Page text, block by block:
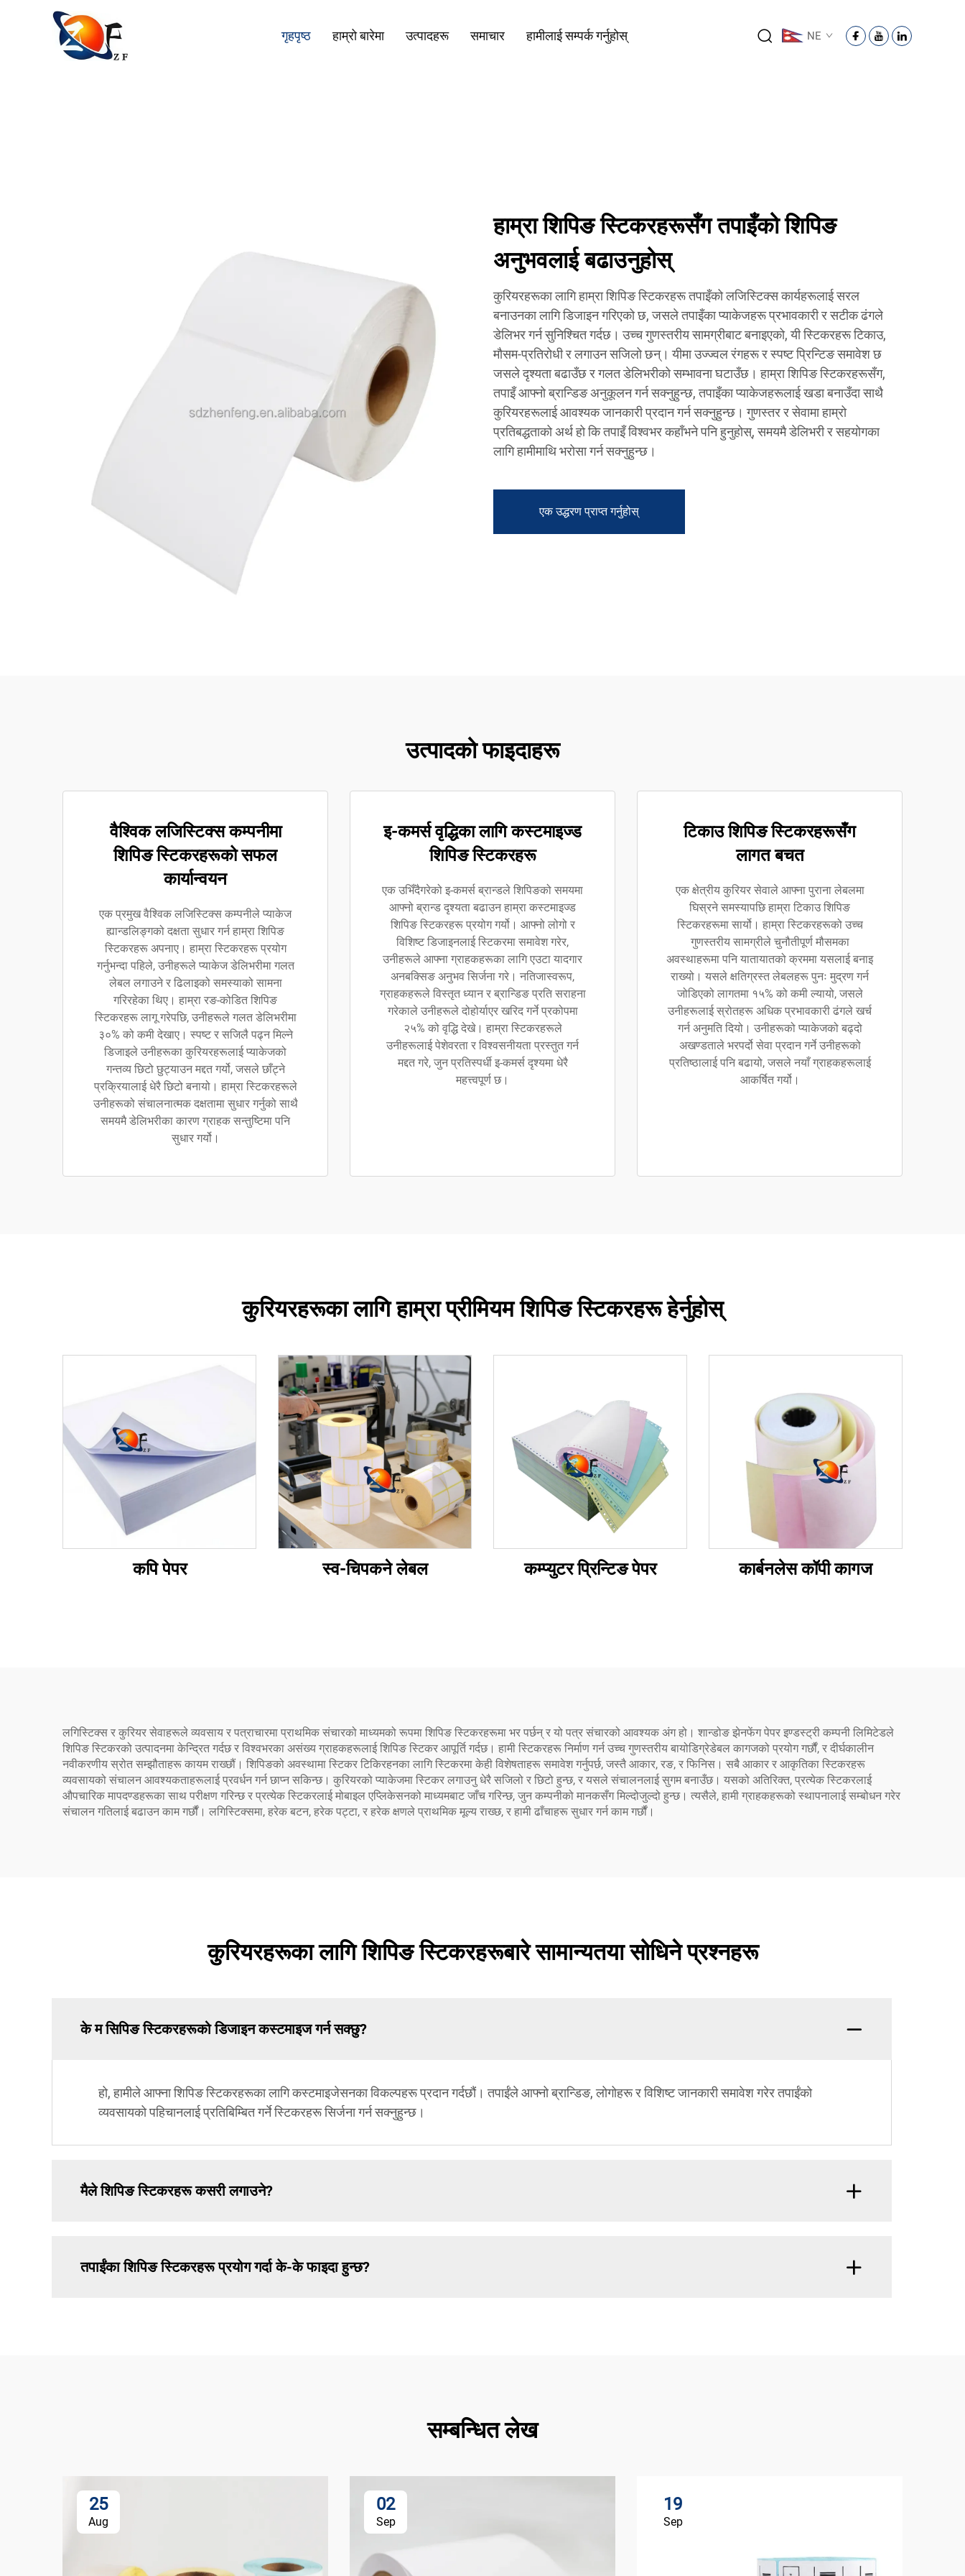
गृहपृष्ठ हाम्रो बारेमा उत्पादहरू समाचार हामीलाई सम्पर्क गर्नुहोस् NE
हाम्रा शिपिङ स्टिकरहरूसँग तपाइँको शिपिङ
अनुभवलाई बढाउनुहोस्
कुरियरहरूका लागि हाम्रा शिपिङ स्टिकरहरू तपाइँको लजिस्टिक्स कार्यहरूलाई सरल
बनाउनका लागि डिजाइन गरिएको छ, जसले तपाइँका प्याकेजहरू प्रभावकारी र सटीक ढंगले
डेलिभर गर्न सुनिश्चित गर्दछ। उच्च गुणस्तरीय सामग्रीबाट बनाइएको, यी स्टिकरहरू टिकाउ,
मौसम-प्रतिरोधी र लगाउन सजिलो छन्। यीमा उज्ज्वल रंगहरू र स्पष्ट प्रिन्टिङ समावेश छ
जसले दृश्यता बढाउँछ र गलत डेलिभरीको सम्भावना घटाउँछ। हाम्रा शिपिङ स्टिकरहरूसँग,
तपाइँ आफ्नो ब्रान्डिङ अनुकूलन गर्न सक्नुहुन्छ, तपाइँका प्याकेजहरूलाई खडा बनाउँदा साथै
कुरियरहरूलाई आवश्यक जानकारी प्रदान गर्न सक्नुहुन्छ। गुणस्तर र सेवामा हाम्रो
प्रतिबद्धताको अर्थ हो कि तपाइँ विश्वभर कहाँभने पनि हुनुहोस्, समयमै डेलिभरी र सहयोगका
लागि हामीमाथि भरोसा गर्न सक्नुहुन्छ।
एक उद्धरण प्राप्त गर्नुहोस्
उत्पादको फाइदाहरू
वैश्विक लजिस्टिक्स कम्पनीमा
शिपिङ स्टिकरहरूको सफल
कार्यान्वयन
एक प्रमुख वैश्विक लजिस्टिक्स कम्पनीले प्याकेज
ह्यान्डलिङ्गको दक्षता सुधार गर्न हाम्रा शिपिङ
स्टिकरहरू अपनाए। हाम्रा स्टिकरहरू प्रयोग
गर्नुभन्दा पहिले, उनीहरूले प्याकेज डेलिभरीमा गलत
लेबल लगाउने र ढिलाइको समस्याको सामना
गरिरहेका थिए। हाम्रा रङ-कोडित शिपिङ
स्टिकरहरू लागू गरेपछि, उनीहरूले गलत डेलिभरीमा
३०% को कमी देखाए। स्पष्ट र सजिलै पढ्न मिल्ने
डिजाइले उनीहरूका कुरियरहरूलाई प्याकेजको
गन्तव्य छिटो छुट्याउन मद्दत गर्यो, जसले छाँट्ने
प्रक्रियालाई धेरै छिटो बनायो। हाम्रा स्टिकरहरूले
उनीहरूको संचालनात्मक दक्षतामा सुधार गर्नुको साथै
समयमै डेलिभरीका कारण ग्राहक सन्तुष्टिमा पनि
सुधार गर्यो।
इ-कमर्स वृद्धिका लागि कस्टमाइज्ड
शिपिङ स्टिकरहरू
एक उभिँदैगरेको इ-कमर्स ब्रान्डले शिपिङको समयमा
आफ्नो ब्रान्ड दृश्यता बढाउन हाम्रा कस्टमाइज्ड
शिपिङ स्टिकरहरू प्रयोग गर्यो। आफ्नो लोगो र
विशिष्ट डिजाइनलाई स्टिकरमा समावेश गरेर,
उनीहरूले आफ्ना ग्राहकहरूका लागि एउटा यादगार
अनबक्सिङ अनुभव सिर्जना गरे। नतिजास्वरूप,
ग्राहकहरूले विस्तृत ध्यान र ब्रान्डिङ प्रति सराहना
गरेकाले उनीहरूले दोहोर्याएर खरिद गर्ने प्रकोपमा
२५% को वृद्धि देखे। हाम्रा स्टिकरहरूले
उनीहरूलाई पेशेवरता र विश्वसनीयता प्रस्तुत गर्न
मद्दत गरे, जुन प्रतिस्पर्धी इ-कमर्स दृश्यमा धेरै
महत्त्वपूर्ण छ।
टिकाउ शिपिङ स्टिकरहरूसँग
लागत बचत
एक क्षेत्रीय कुरियर सेवाले आफ्ना पुराना लेबलमा
घिस्रने समस्यापछि हाम्रा टिकाउ शिपिङ
स्टिकरहरूमा सार्यो। हाम्रा स्टिकरहरूको उच्च
गुणस्तरीय सामग्रीले चुनौतीपूर्ण मौसमका
अवस्थाहरूमा पनि यातायातको क्रममा यसलाई बनाइ
राख्यो। यसले क्षतिग्रस्त लेबलहरू पुनः मुद्रण गर्न
जोडिएको लागतमा १५% को कमी ल्यायो, जसले
उनीहरूलाई स्रोतहरू अधिक प्रभावकारी ढंगले खर्च
गर्न अनुमति दियो। उनीहरूको प्याकेजको बढ्दो
अखण्डताले भरपर्दो सेवा प्रदान गर्ने उनीहरूको
प्रतिष्ठालाई पनि बढायो, जसले नयाँ ग्राहकहरूलाई
आकर्षित गर्यो।
कुरियरहरूका लागि हाम्रा प्रीमियम शिपिङ स्टिकरहरू हेर्नुहोस्
कपि पेपर स्व-चिपकने लेबल कम्प्युटर प्रिन्टिङ पेपर कार्बनलेस कॉपी कागज
लगिस्टिक्स र कुरियर सेवाहरूले व्यवसाय र पत्राचारमा प्राथमिक संचारको माध्यमको रूपमा शिपिङ स्टिकरहरूमा भर पर्छन् र यो पत्र संचारको आवश्यक अंग हो। शान्डोङ झेनफेंग पेपर इण्डस्ट्री कम्पनी लिमिटेडले
शिपिङ स्टिकरको उत्पादनमा केन्द्रित गर्दछ र विश्वभरका असंख्य ग्राहकहरूलाई शिपिङ स्टिकर आपूर्ति गर्दछ। हामी स्टिकरहरू निर्माण गर्न उच्च गुणस्तरीय बायोडिग्रेडेबल कागजको प्रयोग गर्छौं, र दीर्घकालीन
नवीकरणीय स्रोत सम्झौताहरू कायम राख्छौं। शिपिङको अवस्थामा स्टिकर टिकिरहनका लागि स्टिकरमा केही विशेषताहरू समावेश गर्नुपर्छ, जस्तै आकार, रङ, र फिनिस। सबै आकार र आकृतिका स्टिकरहरू
व्यवसायको संचालन आवश्यकताहरूलाई प्रवर्धन गर्न छाप्न सकिन्छ। कुरियरको प्याकेजमा स्टिकर लगाउनु धेरै सजिलो र छिटो हुन्छ, र यसले संचालनलाई सुगम बनाउँछ। यसको अतिरिक्त, प्रत्येक स्टिकरलाई
औपचारिक मापदण्डहरूका साथ परीक्षण गरिन्छ र प्रत्येक स्टिकरलाई मोबाइल एप्लिकेसनको माध्यमबाट जाँच गरिन्छ, जुन कम्पनीको मानकसँग मिल्दोजुल्दो हुन्छ। त्यसैले, हामी ग्राहकहरूको स्थापनालाई सम्बोधन गरेर
संचालन गतिलाई बढाउन काम गर्छौं। लगिस्टिक्समा, हरेक बटन, हरेक पट्टा, र हरेक क्षणले प्राथमिक मूल्य राख्छ, र हामी ढाँचाहरू सुधार गर्न काम गर्छौं।
कुरियरहरूका लागि शिपिङ स्टिकरहरूबारे सामान्यतया सोधिने प्रश्नहरू
के म सिपिङ स्टिकरहरूको डिजाइन कस्टमाइज गर्न सक्छु?
हो, हामीले आफ्ना शिपिङ स्टिकरहरूका लागि कस्टमाइजेसनका विकल्पहरू प्रदान गर्दछौं। तपाईंले आफ्नो ब्रान्डिङ, लोगोहरू र विशिष्ट जानकारी समावेश गरेर तपाईंको
व्यवसायको पहिचानलाई प्रतिबिम्बित गर्ने स्टिकरहरू सिर्जना गर्न सक्नुहुन्छ।
मैले शिपिङ स्टिकरहरू कसरी लगाउने?
तपाईंका शिपिङ स्टिकरहरू प्रयोग गर्दा के-के फाइदा हुन्छ?
सम्बन्धित लेख
25
Aug
02
Sep
19
Sep